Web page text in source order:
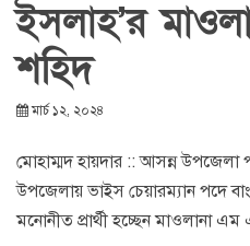
ইসলাহ’র
শহিদ
মার্চ ১২, ২০২৪
মোহাম্মদ হায়দার :: আসন্ন উপজেলা
উপজেলায় ভাইস চেয়ারম্যান পদে
মনোনীত প্রার্থী হচ্ছেন মাওলানা এম